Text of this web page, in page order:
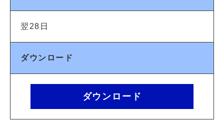
翌28日
ダウンロード
ダウンロード